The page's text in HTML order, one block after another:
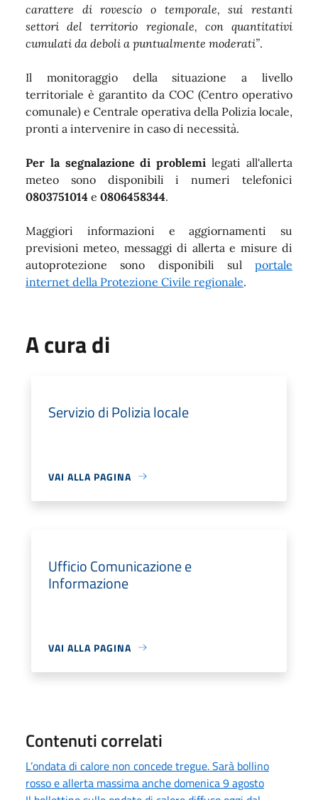
carattere di rovescio o temporale, sui restanti
settori del territorio regionale, con quantitativi
cumulati da deboli a puntualmente moderati”.
Il monitoraggio della situazione a livello
territoriale è garantito da COC (Centro operativo
comunale) e Centrale operativa della Polizia locale,
pronti a intervenire in caso di necessità.
Per la segnalazione di problemi legati all'allerta
meteo sono disponibili i numeri telefonici
0803751014 e 0806458344.
Maggiori informazioni e aggiornamenti su
previsioni meteo, messaggi di allerta e misure di
autoprotezione sono disponibili sul portale
internet della Protezione Civile regionale.
A cura di
Servizio di Polizia locale
VAI ALLA PAGINA
Ufficio Comunicazione e
Informazione
VAI ALLA PAGINA
Contenuti correlati
L’ondata di calore non concede tregue. Sarà bollino
rosso e allerta massima anche domenica 9 agosto